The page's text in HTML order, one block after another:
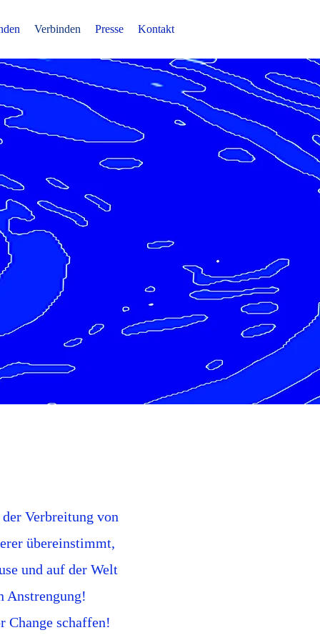
Verbinden Presse Kontakt
Verbreitung von
übereinstimmt,
und auf der Welt
Anstrengung!
Change schaffen!